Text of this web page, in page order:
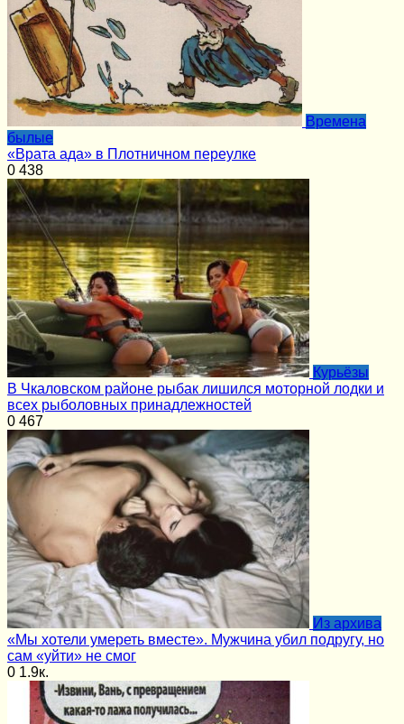
Времена
былые
«Врата ада» в Плотничном переулке
0 438
Курьёзы
В Чкаловском районе рыбак лишился моторной лодки и
всех рыболовных принадлежностей
0 467
Из архива
«Мы хотели умереть вместе». Мужчина убил подругу, но
сам «уйти» не смог
0 1.9к.